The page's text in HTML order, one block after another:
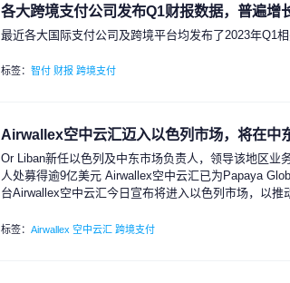
各大跨境支付公司发布Q1财报数据，普遍增
最近各大国际支付公司及跨境平台均发布了2023年Q1
标签：智付 财报 跨境支付
Airwallex空中云汇迈入以色列市场，将在中
Or Liban新任以色列及中东市场负责人，领导该地区业
人处募得逾9亿美元 Airwallex空中云汇已为Papaya
台Airwallex空中云汇今日宣布将进入以色列市场，以推
标签：Airwallex 空中云汇 跨境支付